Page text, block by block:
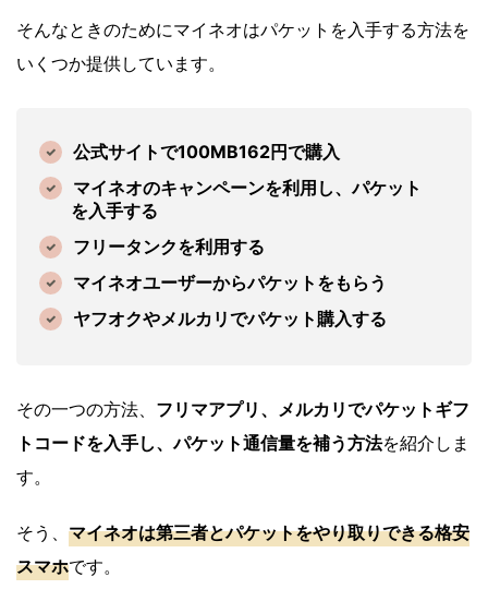
そんなときのためにマイネオはパケットを入手する方法を
いくつか提供しています。
公式サイトで100MB162円で購入
マイネオのキャンペーンを利用し、パケット
を入手する
フリータンクを利用する
マイネオユーザーからパケットをもらう
ヤフオクやメルカリでパケット購入する
その一つの方法、 フリマアプリ、メルカリでパケットギフ
トコードを入手し、パケット通信量を補う方法を紹介しま
す。
そう、 マイネオは第三者とパケットをやり取りできる格安
スマホです。